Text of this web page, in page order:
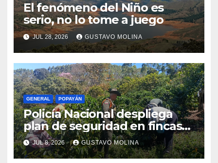
El fenómeno del Niño es
serio, no lo tome a juego
JUL 28, 2026 GUSTAVO MOLINA
GENERAL POPAYÁN
Policía Nacional despliega
plan de seguridad en fincas
cafeteras para proteger a
productores de Popayán
JUL 8, 2026 GUSTAVO MOLINA